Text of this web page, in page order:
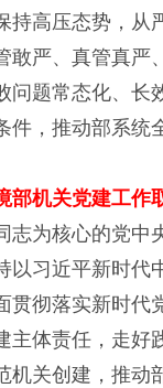
持高压态势，从
敢严、真管真严
问题常态化、长
件，推动部系统
部机关党建工作
为核心的党中
以习近平新时代
贯彻落实新时代
主体责任，走好
机关创建，推动